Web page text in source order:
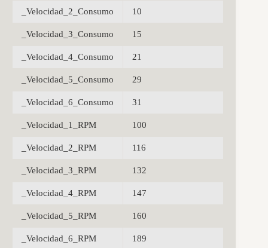
_Velocidad_2_Consumo 10
_Velocidad_3_Consumo 15
_Velocidad_4_Consumo 21
_Velocidad_5_Consumo 29
_Velocidad_6_Consumo 31
_Velocidad_1_RPM 100
_Velocidad_2_RPM 116
_Velocidad_3_RPM 132
_Velocidad_4_RPM 147
_Velocidad_5_RPM 160
_Velocidad_6_RPM 189